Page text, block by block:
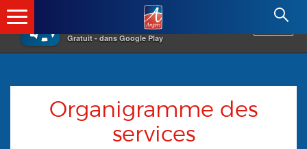
×
Gratuit - dans Google Play
Angers.fr : Retour à l'accueil
Organigramme des
services